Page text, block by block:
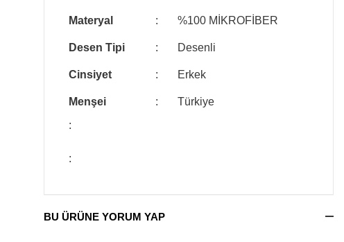
Materyal : %100 MİKROFİBER
Desen Tipi : Desenli
Cinsiyet : Erkek
Menşei :
Türkiye
:
:
BU ÜRÜNE YORUM YAP